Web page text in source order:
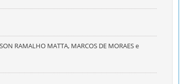
RAMALHO MATTA, MARCOS DE MORAES e